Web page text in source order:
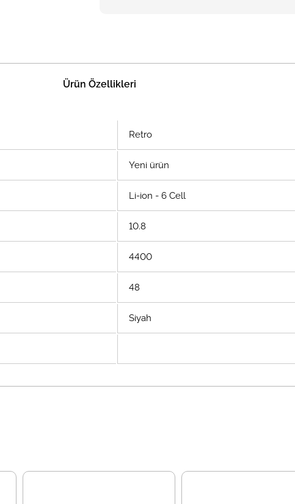
Ürün Özellikleri
Retro
Yeni ürün
Li-ion - 6 Cell
10.8
4400
48
Siyah